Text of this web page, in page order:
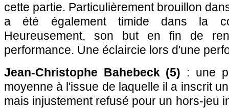
cette partie. Particulièrement brouillon
a été également timide dans la
Heureusement, son but en fin de
performance. Une éclaircie lors d'une
Jean-Christophe Bahebeck (5) : une
moyenne à l'issue de laquelle il a inscrit
mais injustement refusé pour un hors-jeu